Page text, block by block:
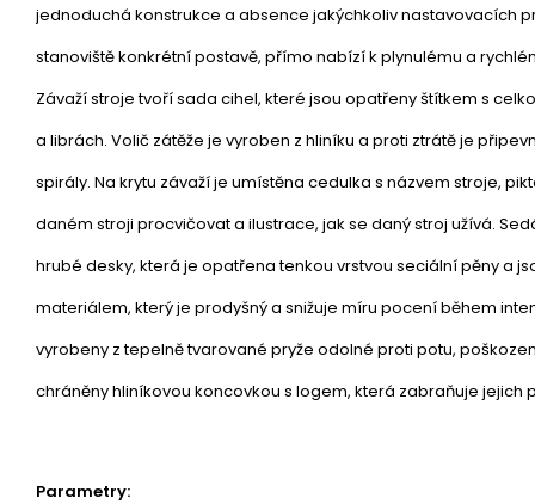
jednoduchá konstrukce a absence jakýchkoliv nastavovacích
stanoviště konkrétní postavě, přímo nabízí k plynulému a
Závaží stroje tvoří sada cihel, které jsou opatřeny štítkem s
a librách. Volič zátěže je vyroben z hliníku a proti ztrátě je
spirály. Na krytu závaží je umístěna cedulka s názvem stroje,
daném stroji procvičovat a ilustrace, jak se daný stroj užívá.
hrubé desky, která je opatřena tenkou vrstvou seciální pěny a
materiálem, který je prodyšný a snižuje míru pocení během
vyrobeny z tepelně tvarované pryže odolné proti potu,
chráněny hliníkovou koncovkou s logem, která zabraňuje jejich
Parametry: